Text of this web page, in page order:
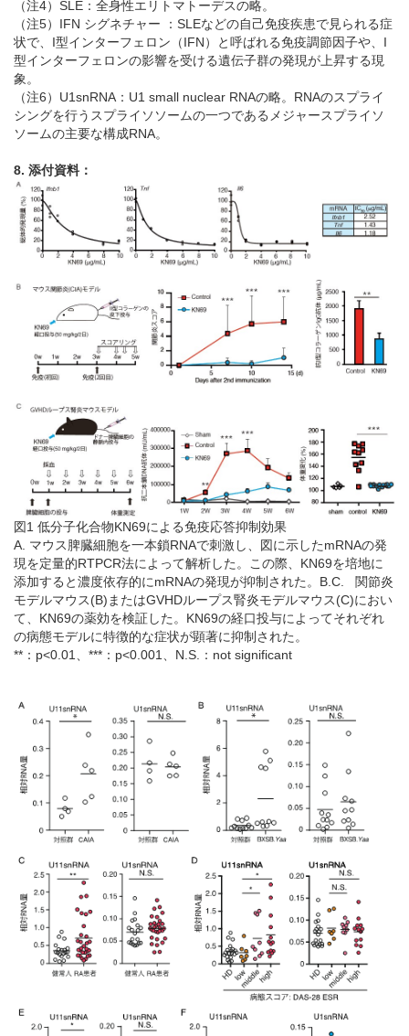
（注4）SLE：全身性エリトマトーデスの略。
（注5）IFN シグネチャー ：SLEなどの自己免疫疾患で見られる症
状で、I型インターフェロン（IFN）と呼ばれる免疫調節因子や、I
型インターフェロンの影響を受ける遺伝子群の発現が上昇する現
象。
（注6）U1snRNA：U1 small nuclear RNAの略。RNAのスプライ
シングを行うスプライソソームの一つであるメジャースプライソ
ソームの主要な構成RNA。
8. 添付資料：
図1 低分子化合物KN69による免疫応答抑制効果
A. マウス脾臓細胞を一本鎖RNAで刺激し、図に示したmRNAの発
現を定量的RTPCR法によって解析した。この際、KN69を培地に
添加すると濃度依存的にmRNAの発現が抑制された。B.C. 関節炎
モデルマウス(B)またはGVHDループス腎炎モデルマウス(C)におい
て、KN69の薬効を検証した。KN69の経口投与によってそれぞれ
の病態モデルに特徴的な症状が顕著に抑制された。
**：p<0.01、***：p<0.001、N.S.：not significant